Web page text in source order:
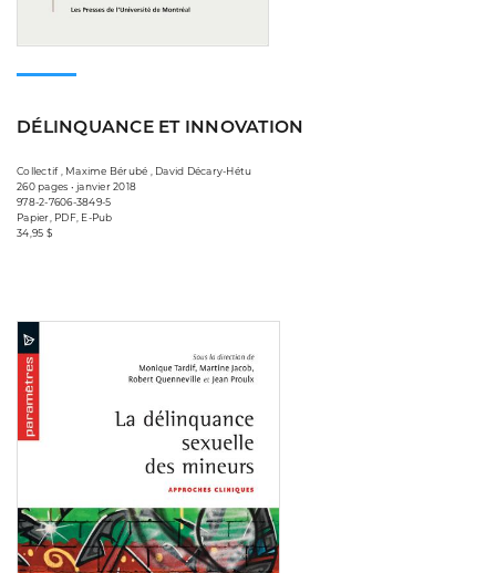
DÉLINQUANCE ET INNOVATION
Collectif , Maxime Bérubé , David Décary-Hétu
260 pages • janvier 2018
978-2-7606-3849-5
Papier, PDF, E-Pub
34,95 $